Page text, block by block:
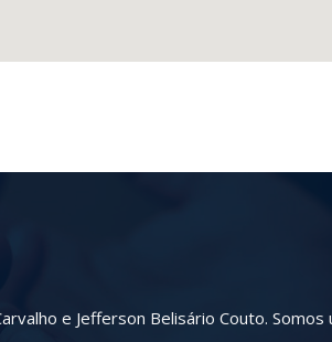
e Jefferson Belisário Couto. Somos